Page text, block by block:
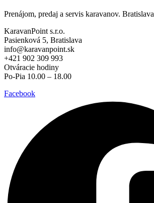
Prenájom, predaj a servis karavanov. Bratislava
KaravanPoint s.r.o.
Pasienková 5, Bratislava
info@karavanpoint.sk
+421 902 309 993
Otváracie hodiny
Po-Pia 10.00 – 18.00
Facebook